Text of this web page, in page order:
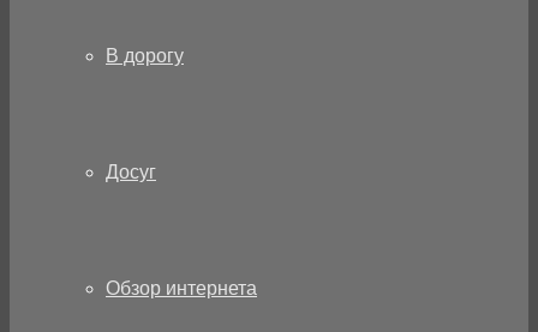
В дорогу
Досуг
Обзор интернета